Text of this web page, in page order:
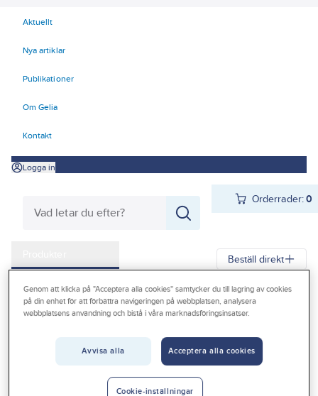
Aktuellt
Nya artiklar
Publikationer
Om Gelia
Kontakt
Logga in
Orderrader:0
Outlet
Beställ direkt
Gelia Produkter
Gelia Förnödenheter & Förbrukning
Lim, fog, spackel, tätning
Fog och tätning Silikonfog
SIKA
Fogmassa,
Genom att klicka på "Acceptera alla cookies" samtycker du till lagring av cookies
på din enhet för att förbättra navigeringen på webbplatsen, analysera
webbplatsens användning och bistå i våra marknadsföringsinsatser.
Avvisa alla Acceptera alla cookies
Cookie-inställningar